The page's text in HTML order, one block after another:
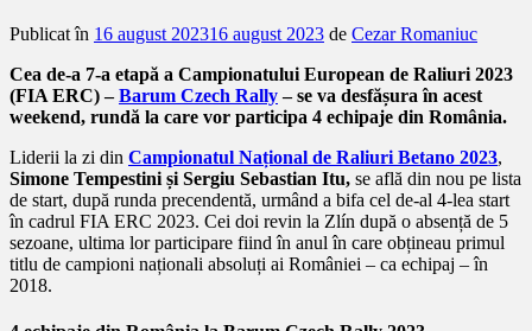
Publicat în 16 august 202316 august 2023 de Cezar Romaniuc
Cea de-a 7-a etapă a Campionatului European de Raliuri 2023
(FIA ERC) –Barum Czech Rally– se va desfășura în acest
weekend, rundă la care vor participa 4 echipaje din România.
Liderii la zi din Campionatul Național de Raliuri Betano 2023,
Simone Tempestini și Sergiu Sebastian Itu, se află din nou pe lista
de start, după runda precendentă, urmând a bifa cel de-al 4-lea start
în cadrul FIA ERC 2023. Cei doi revin la Zlín după o absență de 5
sezoane, ultima lor participare fiind în anul în care obțineau primul
titlu de campioni naționali absoluți ai României – ca echipaj – în
2018.